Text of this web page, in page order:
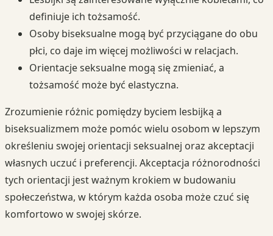
definiuje ich tożsamość.
Osoby biseksualne mogą być przyciągane do obu
płci, co daje im więcej możliwości w relacjach.
Orientacje seksualne mogą się zmieniać, a
tożsamość może być elastyczna.
Zrozumienie różnic pomiędzy byciem lesbijką a
biseksualizmem może pomóc wielu osobom w lepszym
określeniu swojej orientacji seksualnej oraz akceptacji
własnych uczuć i preferencji. Akceptacja różnorodności
tych orientacji jest ważnym krokiem w budowaniu
społeczeństwa, w którym każda osoba może czuć się
komfortowo w swojej skórze.